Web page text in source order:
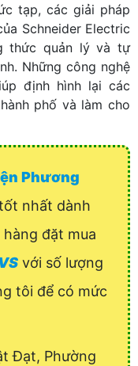
tạp, các giải pháp
Schneider Electric
thức quản lý và tự
Những công nghệ
định hình lại các
phố và làm cho
Phương
nhất dành
đặt mua
với số lượng
tôi để có mức
Đạt, Phường